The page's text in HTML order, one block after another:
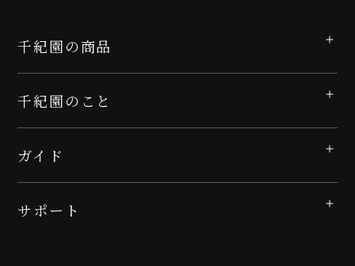
千紀園の商品
千紀園のこと
ガイド
サポート